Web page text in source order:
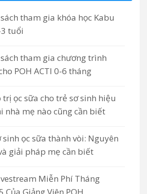
tham gia khóa học Kabu
tuổi
tham gia chương trình
POH ACTI 0-6 tháng
trị ọc sữa cho trẻ sơ sinh hiệu
nhà mẹ nào cũng cần biết
sinh ọc sữa thành vòi: Nguyên
giải pháp mẹ cần biết
Miễn Phí Tháng